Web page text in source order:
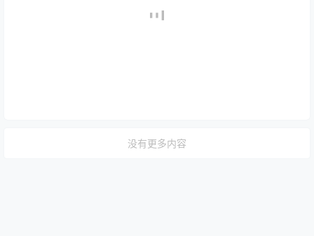
没有更多内容